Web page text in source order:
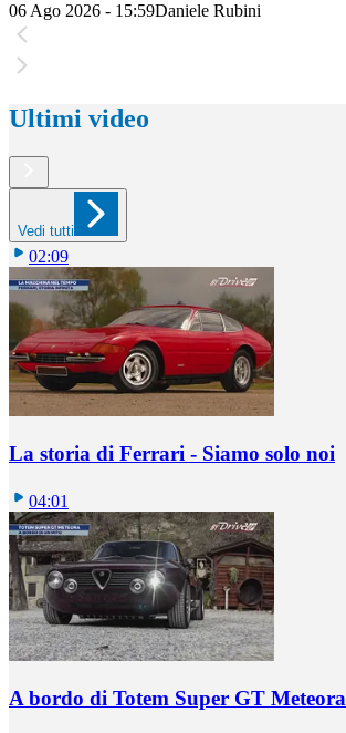
06 Ago 2026 - 15:59Daniele Rubini
Ultimi video
Vedi tutti
02:09
La storia di Ferrari - Siamo solo noi
04:01
A bordo di Totem Super GT Meteora